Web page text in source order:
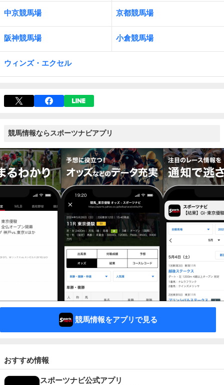
中京競馬場 京都競馬場
阪神競馬場 小倉競馬場
ウィンズ・エクセル
競馬情報ならスポーツナビアプリ
競馬情報をアプリで見る
おすすめ情報
スポーツナビ公式アプリ